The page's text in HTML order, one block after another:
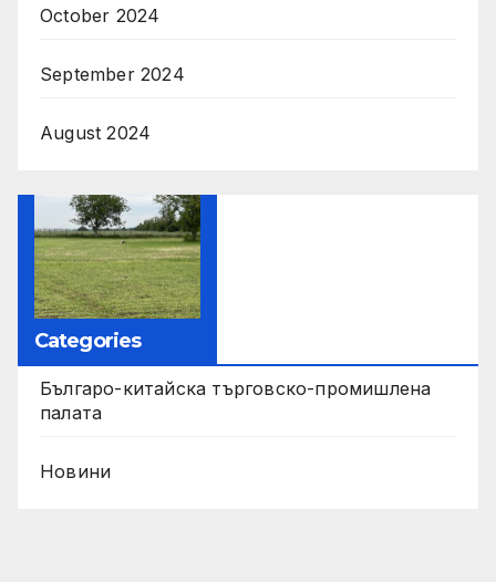
October 2024
September 2024
August 2024
Categories
Българо-китайска търговско-промишлена
палата
Новини